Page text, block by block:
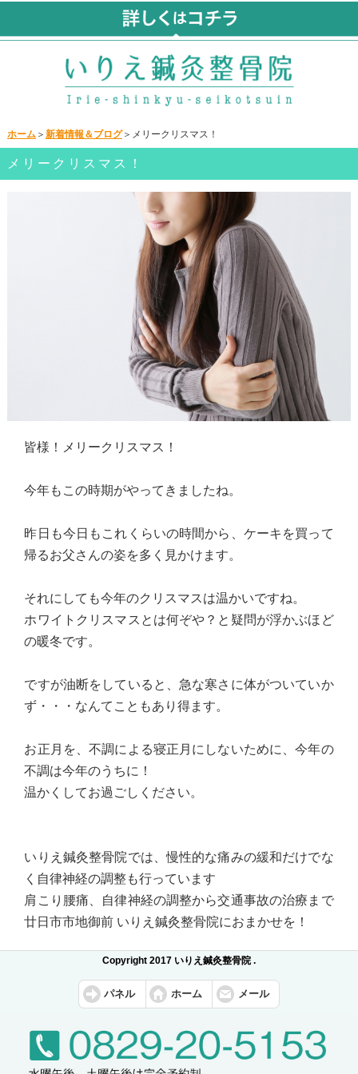
ホーム＞ 新着情報＆ブログ＞メリークリスマス！
メリークリスマス！
皆様！メリークリスマス！
今年もこの時期がやってきましたね。
昨日も今日もこれくらいの時間から、ケーキを買って
帰るお父さんの姿を多く見かけます。
それにしても今年のクリスマスは温かいですね。
ホワイトクリスマスとは何ぞや？と疑問が浮かぶほど
の暖冬です。
ですが油断をしていると、急な寒さに体がついていか
ず・・・なんてこともあり得ます。
お正月を、不調による寝正月にしないために、今年の
不調は今年のうちに！
温かくしてお過ごしください。
いりえ鍼灸整骨院では、慢性的な痛みの緩和だけでな
く自律神経の調整も行っています
肩こり腰痛、自律神経の調整から交通事故の治療まで
廿日市市地御前 いりえ鍼灸整骨院におまかせを！
Copyright 2017 いりえ鍼灸整骨院 .
パネル ホーム メール